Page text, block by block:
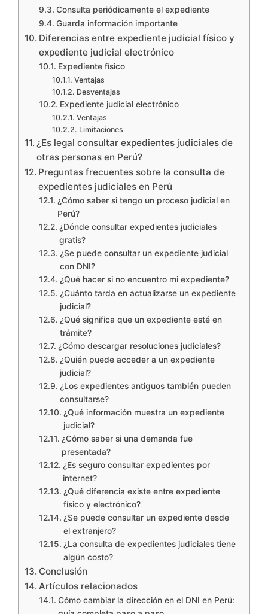
Consulta periódicamente el expediente
Guarda información importante
Diferencias entre expediente judicial físico y
expediente judicial electrónico
Expediente físico
Ventajas
Desventajas
Expediente judicial electrónico
Ventajas
Limitaciones
¿Es legal consultar expedientes judiciales de
otras personas en Perú?
Preguntas frecuentes sobre la consulta de
expedientes judiciales en Perú
¿Cómo saber si tengo un proceso judicial en
Perú?
¿Dónde consultar expedientes judiciales
gratis?
¿Se puede consultar un expediente judicial
con DNI?
¿Qué hacer si no encuentro mi expediente?
¿Cuánto tarda en actualizarse un expediente
judicial?
¿Qué significa que un expediente esté en
trámite?
¿Cómo descargar resoluciones judiciales?
¿Quién puede acceder a un expediente
judicial?
¿Los expedientes antiguos también pueden
consultarse?
¿Qué información muestra un expediente
judicial?
¿Cómo saber si una demanda fue
presentada?
¿Es seguro consultar expedientes por
internet?
¿Qué diferencia existe entre expediente
físico y electrónico?
¿Se puede consultar un expediente desde
el extranjero?
¿La consulta de expedientes judiciales tiene
algún costo?
Conclusión
Artículos relacionados
Cómo cambiar la dirección en el DNI en Perú: